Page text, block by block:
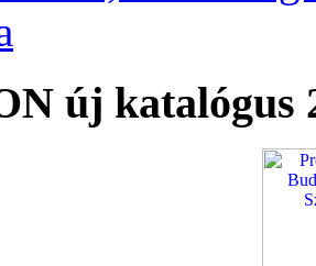
új katalógus